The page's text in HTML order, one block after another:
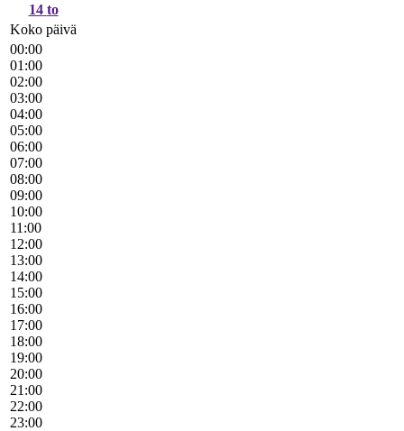
14 to
Koko päivä
00:00
01:00
02:00
03:00
04:00
05:00
06:00
07:00
08:00
09:00
10:00
11:00
12:00
13:00
14:00
15:00
16:00
17:00
18:00
19:00
20:00
21:00
22:00
23:00